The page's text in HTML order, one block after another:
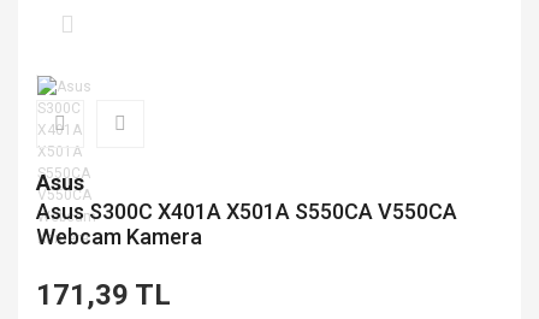
Asus
Asus S300C X401A X501A S550CA V550CA
Webcam Kamera
171,39 TL